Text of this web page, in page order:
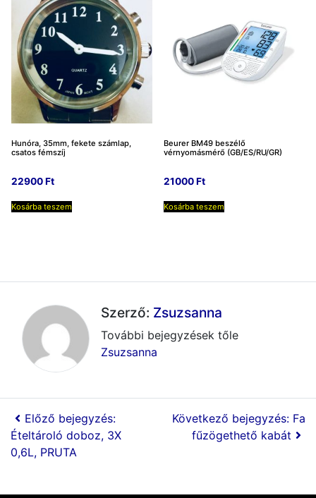
Hunóra, 35mm, fekete számlap,
csatos fémszíj
22900Ft
Kosárba teszem
Beurer BM49 beszélő
vérnyomásmérő (GB/ES/RU/GR)
21000Ft
Kosárba teszem
Szerző: Zsuzsanna
További bejegyzések tőle
Zsuzsanna
Előző bejegyzés:
Ételtároló doboz, 3X
0,6L, PRUTA
Következő bejegyzés: Fa
fűzögethető kabát